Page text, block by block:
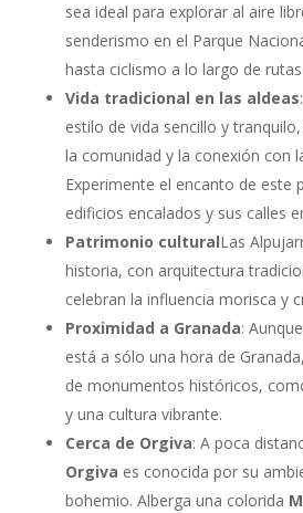
sea ideal para explorar al aire
senderismo en el Parque
hasta ciclismo a lo largo de
Vida tradicional en las aldeas
estilo de vida sencillo y
la comunidad y la conexión con
Experimente el encanto de este
edificios encalados y sus calles
Patrimonio culturalLas
historia, con arquitectura
celebran la influencia morisca y
Proximidad a Granada:
está a sólo una hora de
de monumentos históricos,
y una cultura vibrante.
Cerca de Orgiva: A poca
Orgiva es conocida por su
bohemio. Alberga una colorida